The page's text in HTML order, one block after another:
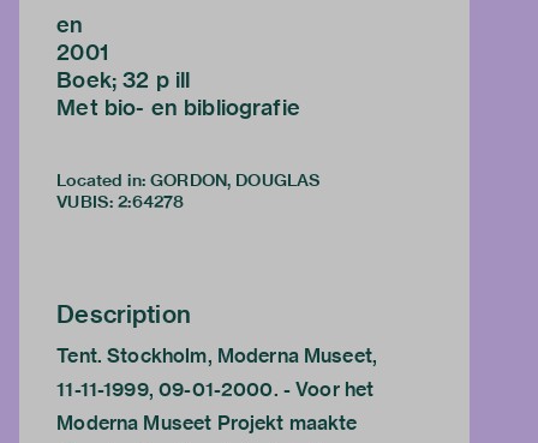
en
2001
Boek; 32 p ill
Met bio- en bibliografie
Located in: GORDON, DOUGLAS
VUBIS: 2:64278
Description
Tent. Stockholm, Moderna Museet,
11-11-1999, 09-01-2000. - Voor het
Moderna Museet Projekt maakte